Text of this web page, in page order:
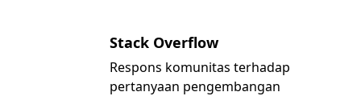
Stack Overflow
Respons komunitas terhadap
pertanyaan pengembangan